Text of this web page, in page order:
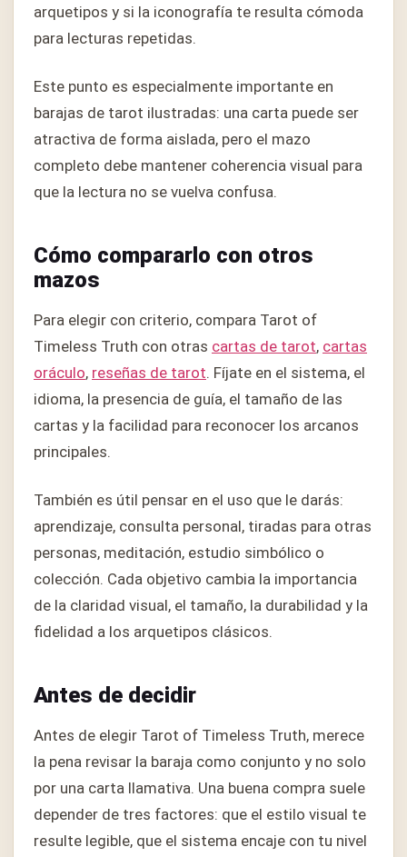
arquetipos y si la iconografía te resulta cómoda
para lecturas repetidas.
Este punto es especialmente importante en
barajas de tarot ilustradas: una carta puede ser
atractiva de forma aislada, pero el mazo
completo debe mantener coherencia visual para
que la lectura no se vuelva confusa.
Cómo compararlo con otros
mazos
Para elegir con criterio, compara Tarot of
Timeless Truth con otras cartas de tarot, cartas
oráculo, reseñas de tarot. Fíjate en el sistema, el
idioma, la presencia de guía, el tamaño de las
cartas y la facilidad para reconocer los arcanos
principales.
También es útil pensar en el uso que le darás:
aprendizaje, consulta personal, tiradas para otras
personas, meditación, estudio simbólico o
colección. Cada objetivo cambia la importancia
de la claridad visual, el tamaño, la durabilidad y la
fidelidad a los arquetipos clásicos.
Antes de decidir
Antes de elegir Tarot of Timeless Truth, merece
la pena revisar la baraja como conjunto y no solo
por una carta llamativa. Una buena compra suele
depender de tres factores: que el estilo visual te
resulte legible, que el sistema encaje con tu nivel